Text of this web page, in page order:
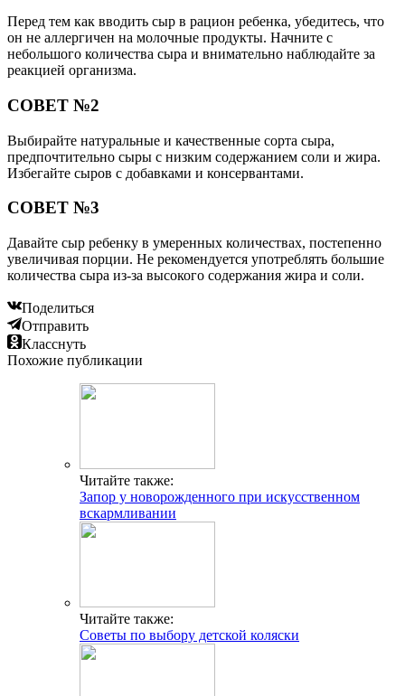
Перед тем как вводить сыр в рацион ребенка, убедитесь, что
он не аллергичен на молочные продукты. Начните с
небольшого количества сыра и внимательно наблюдайте за
реакцией организма.
СОВЕТ №2
Выбирайте натуральные и качественные сорта сыра,
предпочтительно сыры с низким содержанием соли и жира.
Избегайте сыров с добавками и консервантами.
СОВЕТ №3
Давайте сыр ребенку в умеренных количествах, постепенно
увеличивая порции. Не рекомендуется употреблять большие
количества сыра из-за высокого содержания жира и соли.
Поделиться
Отправить
Класснуть
Похожие публикации
Читайте также:
Запор у новорожденного при искусственном
вскармливании
Читайте также:
Советы по выбору детской коляски